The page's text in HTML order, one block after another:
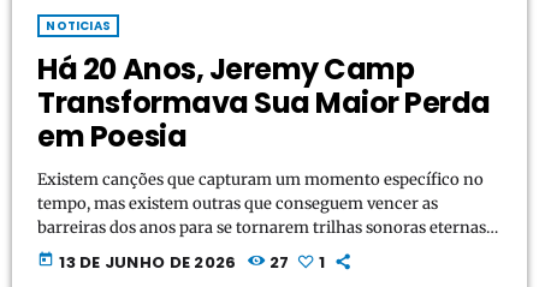
NOTICIAS
Há 20 Anos, Jeremy Camp
Transformava Sua Maior Perda
em Poesia
Existem canções que capturam um momento específico no
tempo, mas existem outras que conseguem vencer as
barreiras dos anos para se tornarem trilhas sonoras eternas
de superação. Para os amantes da música contemporânea de
fé, olhar para trás e relembrar o impacto de "Take My Life",
today 13 DE JUNHO DE 2026 27 1